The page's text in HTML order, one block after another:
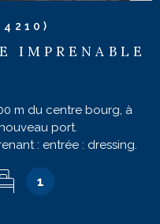
IMPRENABLE
m du centre bourg, à
port.
: entrée : dressing.
linge et lave-vaisselle,
clac, télévision.
1